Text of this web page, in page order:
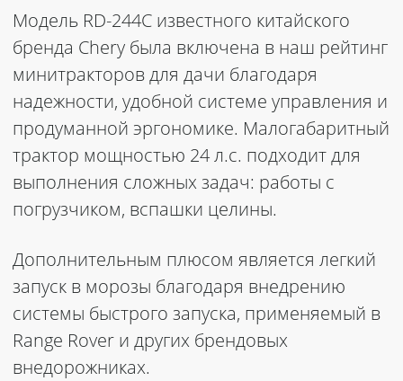
Модель RD-244C известного китайского
бренда Chery была включена в наш рейтинг
минитракторов для дачи благодаря
надежности, удобной системе управления и
продуманной эргономике. Малогабаритный
трактор мощностью 24 л.с. подходит для
выполнения сложных задач: работы с
погрузчиком, вспашки целины.
Дополнительным плюсом является легкий
запуск в морозы благодаря внедрению
системы быстрого запуска, применяемый в
Range Rover и других брендовых
внедорожниках.